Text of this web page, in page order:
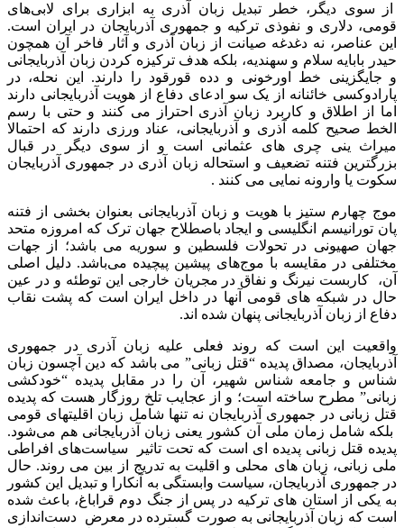
از سوی دیگر، خطر تبدیل زبان آذری به ابزاری برای لابی‌های
قومی، دلاری و نفوذی ترکیه و جمهوری آذربایجان در ایران است.
این عناصر، نه دغدغه صیانت از زبان آذری و آثار فاخر آن همچون
حیدر بابایه سلام و سهندیه، بلکه هدف ترکیزه کردن زبان آذربایجانی
و جایگزینی خط اورخونی و دده قورقود را دارند. این نحله، در
پارادوکسی خائنانه از یک سو ادعای دفاع از هویت آذربایجانی دارند
اما از اطلاق و کاربرد زبان آذری احتراز می کنند و حتی با رسم
الخط صحیح کلمه آذری و آذربایجانی، عناد ورزی‌ دارند که احتمالا
میراث ینی چری های عثمانی است و از سوی دیگر در قبال
بزرگترین فتنه تضعیف و استحاله زبان آذری در جمهوری آذربایجان
سکوت یا وارونه نمایی می کنند .
موج چهارم ستیز با هویت و زبان آذربایجانی بعنوان بخشی از فتنه
پان تورانیسم انگلیسی و ایجاد باصطلاح جهان ترک که امروزه متحد
جهان صهیونی در تحولات فلسطین و سوریه می باشد؛ از جهات
مختلفی در مقایسه با موج‌های پیشین پیچیده می‌باشد. دلیل اصلی
آن، کاربست نیرنگ و نفاق در مجریان خارجی این توطئه و در عین
حال در شبکه های قومی آنها در داخل ایران است که پشت نقاب
دفاع از زبان آذربایجانی پنهان شده اند.
واقعیت این است که روند فعلی علیه زبان آذری در جمهوری
آذربایجان، مصداق پدیده “قتل زبانی” می باشد که دین آچسون زبان
شناس و جامعه شناس شهیر، آن را در مقابل پدیده “خودکشی
زبانی” مطرح ساخته است؛ و از عجایب تلخ روزگار هست که پدیده
قتل زبانی در جمهوری آذربایجان نه تنها شامل زبان اقلیتهای قومی
بلکه شامل زمان ملی آن کشور یعنی زبان آذربایجانی هم می‌شود.
پدیده قتل زبانی پدیده ای است که تحت تاثیر سیاست‌های افراطی
ملی زبانی، زبان های محلی و اقلیت به تدریج از بین می روند. حال
در جمهوری آذربایجان، سیاست وابستگی به آنکارا و تبدیل این کشور
به یکی از استان های ترکیه در پس از جنگ دوم قراباغ، باعث شده
است که زبان آذربایجانی به صورت گسترده در معرض دست‌اندازی